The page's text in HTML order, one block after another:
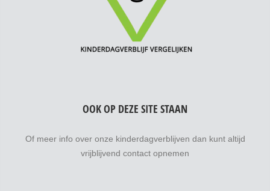
OOK OP DEZE SITE STAAN
Of meer info over onze kinderdagverblijven dan kunt altijd
vrijblijvend contact opnemen